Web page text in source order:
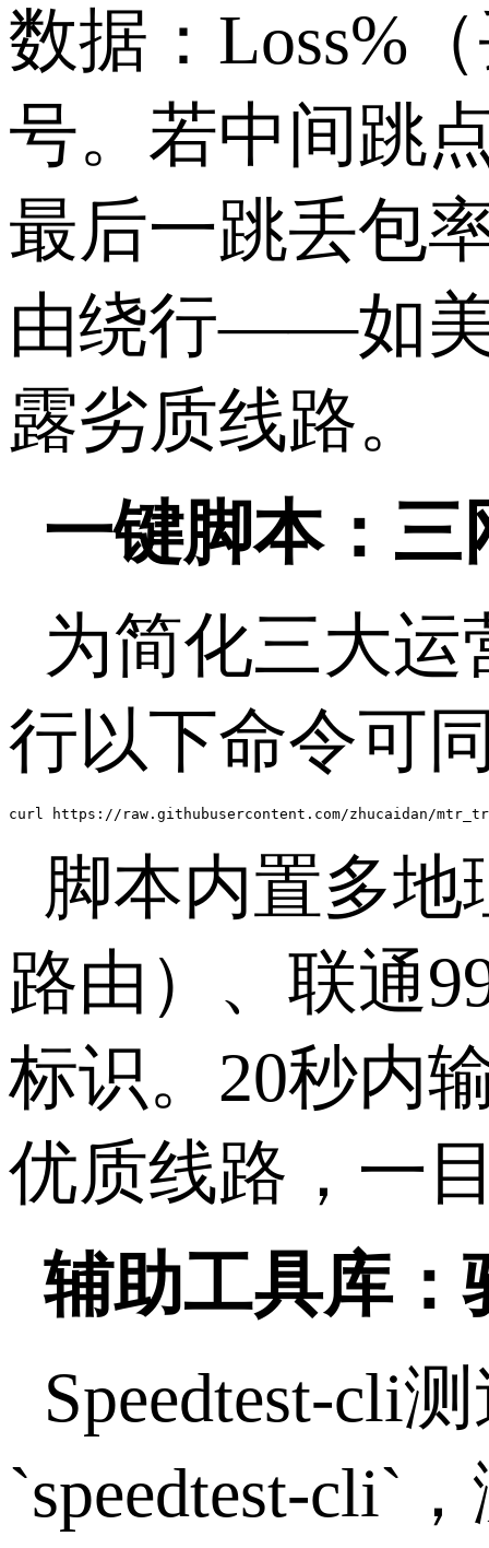
数据： Loss%
号。若中间跳
最后一跳丢包
由绕行——如
露劣质线路。
一键脚本：三
为简化三大
行以下命令可
curl https://raw.githubusercontent.com/zhucaidan/
脚本内置多地
路由）、联通
标识。 20秒内
优质线路，一
辅助工具库：
Speedtest-cli
`speedtest-cli`